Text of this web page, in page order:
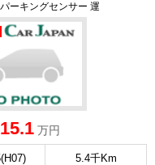
ーキングセンサー 運
万円
5.4千Km